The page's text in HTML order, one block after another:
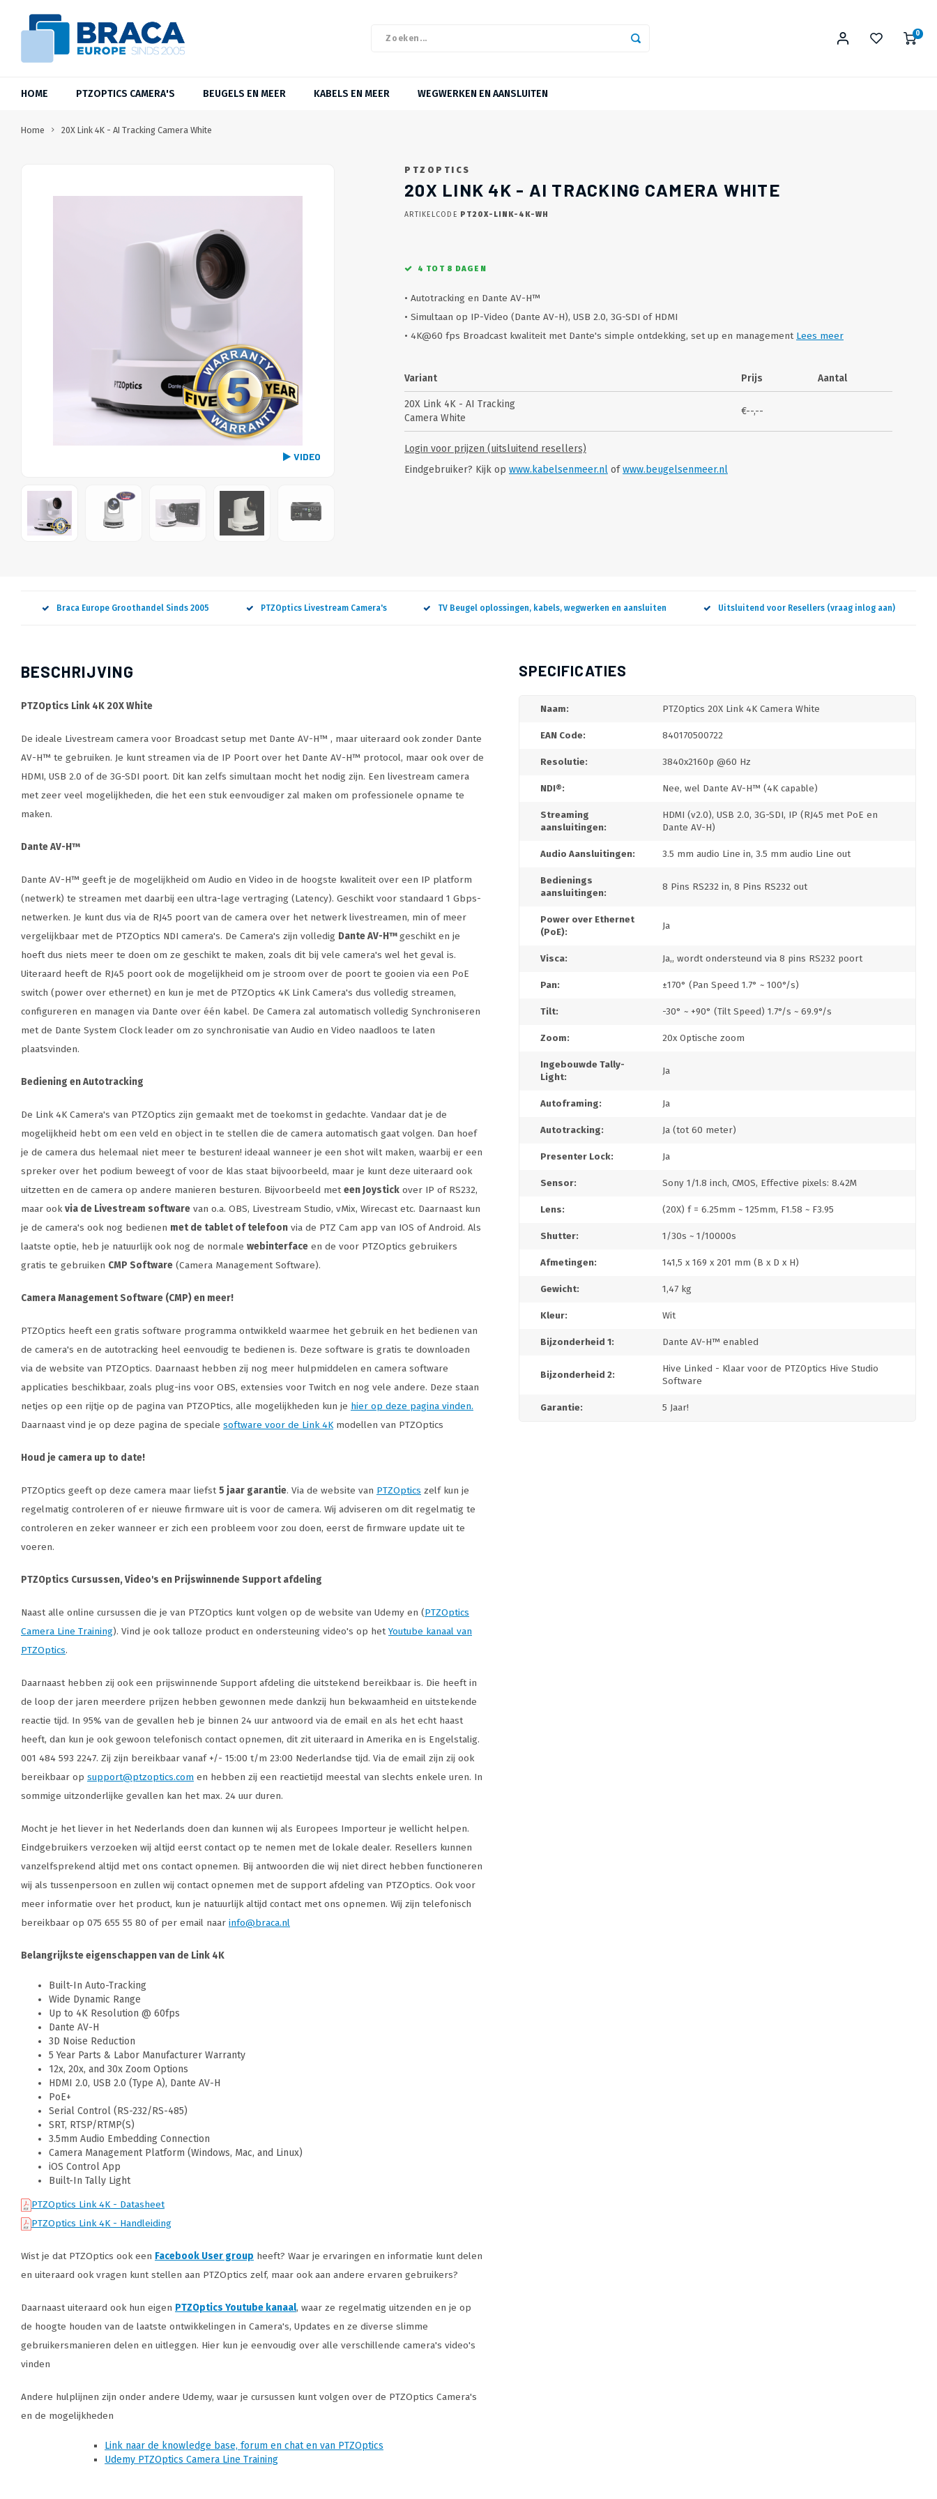
0
HOME PTZOPTICS CAMERA'S BEUGELS EN MEER KABELS EN MEER WEGWERKEN EN AANSLUITEN
Home 20X Link 4K - AI Tracking Camera White
VIDEO
PTZOPTICS
20X LINK 4K - AI TRACKING CAMERA WHITE
ARTIKELCODE PT20X-LINK-4K-WH
4 TOT 8 DAGEN
• Autotracking en Dante AV-H™
• Simultaan op IP-Video (Dante AV-H), USB 2.0, 3G-SDI of HDMI
• 4K@60 fps Broadcast kwaliteit met Dante's simple ontdekking, set up en management Lees meer
Variant Prijs Aantal
20X Link 4K - AI Tracking
Camera White
€--,--
Login voor prijzen (uitsluitend resellers)
Eindgebruiker? Kijk op www.kabelsenmeer.nl ofwww.beugelsenmeer.nl
Braca Europe Groothandel Sinds 2005 PTZOptics Livestream Camera's TV Beugel oplossingen, kabels, wegwerken en aansluiten Uitsluitend voor Resellers (vraag inlog aan)
BESCHRIJVING
PTZOptics Link 4K 20X White
De ideale Livestream camera voor Broadcast setup met Dante AV-H™ , maar uiteraard ook zonder Dante
AV-H™ te gebruiken. Je kunt streamen via de IP Poort over het Dante AV-H™ protocol, maar ook over de
HDMI, USB 2.0 of de 3G-SDI poort. Dit kan zelfs simultaan mocht het nodig zijn. Een livestream camera
met zeer veel mogelijkheden, die het een stuk eenvoudiger zal maken om professionele opname te
maken.
Dante AV-H™
Dante AV-H™ geeft je de mogelijkheid om Audio en Video in de hoogste kwaliteit over een IP platform
(netwerk) te streamen met daarbij een ultra-lage vertraging (Latency). Geschikt voor standaard 1 Gbps-
netwerken. Je kunt dus via de RJ45 poort van de camera over het netwerk livestreamen, min of meer
vergelijkbaar met de PTZOptics NDI camera's. De Camera's zijn volledig Dante AV-H™geschikt en je
hoeft dus niets meer te doen om ze geschikt te maken, zoals dit bij vele camera's wel het geval is.
Uiteraard heeft de RJ45 poort ook de mogelijkheid om je stroom over de poort te gooien via een PoE
switch (power over ethernet) en kun je met de PTZOptics 4K Link Camera's dus volledig streamen,
configureren en managen via Dante over één kabel. De Camera zal automatisch volledig Synchroniseren
met de Dante System Clock leader om zo synchronisatie van Audio en Video naadloos te laten
plaatsvinden.
Bediening en Autotracking
De Link 4K Camera's van PTZOptics zijn gemaakt met de toekomst in gedachte. Vandaar dat je de
mogelijkheid hebt om een veld en object in te stellen die de camera automatisch gaat volgen. Dan hoef
je de camera dus helemaal niet meer te besturen! ideaal wanneer je een shot wilt maken, waarbij er een
spreker over het podium beweegt of voor de klas staat bijvoorbeeld, maar je kunt deze uiteraard ook
uitzetten en de camera op andere manieren besturen. Bijvoorbeeld meteen Joystick over IP of RS232,
maar ookvia de Livestream software van o.a. OBS, Livestream Studio, vMix, Wirecast etc. Daarnaast kun
je de camera's ook nog bedienen met de tablet of telefoon via de PTZ Cam app van IOS of Android. Als
laatste optie, heb je natuurlijk ook nog de normale webinterface en de voor PTZOptics gebruikers
gratis te gebruiken CMP Software (Camera Management Software).
Camera Management Software (CMP) en meer!
PTZOptics heeft een gratis software programma ontwikkeld waarmee het gebruik en het bedienen van
de camera's en de autotracking heel eenvoudig te bedienen is. Deze software is gratis te downloaden
via de website van PTZOptics. Daarnaast hebben zij nog meer hulpmiddelen en camera software
applicaties beschikbaar, zoals plug-ins voor OBS, extensies voor Twitch en nog vele andere. Deze staan
netjes op een rijtje op de pagina van PTZOPtics, alle mogelijkheden kun je hier op deze pagina vinden.
Daarnaast vind je op deze pagina de speciale software voor de Link 4Kmodellen van PTZOptics
Houd je camera up to date!
PTZOptics geeft op deze camera maar liefst5 jaar garantie. Via de website van PTZOptics zelf kun je
regelmatig controleren of er nieuwe firmware uit is voor de camera. Wij adviseren om dit regelmatig te
controleren en zeker wanneer er zich een probleem voor zou doen, eerst de firmware update uit te
voeren.
PTZOptics Cursussen, Video's en Prijswinnende Support afdeling
Naast alle online cursussen die je van PTZOptics kunt volgen op de website van Udemy en (PTZOptics
Camera Line Training). Vind je ook talloze product en ondersteuning video's op hetYoutube kanaal van
PTZOptics.
Daarnaast hebben zij ook een prijswinnende Support afdeling die uitstekend bereikbaar is. Die heeft in
de loop der jaren meerdere prijzen hebben gewonnen mede dankzij hun bekwaamheid en uitstekende
reactie tijd. In 95% van de gevallen heb je binnen 24 uur antwoord via de email en als het echt haast
heeft, dan kun je ook gewoon telefonisch contact opnemen, dit zit uiteraard in Amerika en is Engelstalig.
001 484 593 2247. Zij zijn bereikbaar vanaf +/- 15:00 t/m 23:00 Nederlandse tijd. Via de email zijn zij ook
bereikbaar op support@ptzoptics.com en hebben zij een reactietijd meestal van slechts enkele uren. In
sommige uitzonderlijke gevallen kan het max. 24 uur duren.
Mocht je het liever in het Nederlands doen dan kunnen wij als Europees Importeur je wellicht helpen.
Eindgebruikers verzoeken wij altijd eerst contact op te nemen met de lokale dealer. Resellers kunnen
vanzelfsprekend altijd met ons contact opnemen. Bij antwoorden die wij niet direct hebben functioneren
wij als tussenpersoon en zullen wij contact opnemen met de support afdeling van PTZOptics. Ook voor
meer informatie over het product, kun je natuurlijk altijd contact met ons opnemen. Wij zijn telefonisch
bereikbaar op 075 655 55 80 of per email naar info@braca.nl
Belangrijkste eigenschappen van de Link 4K
Built-In Auto-Tracking
Wide Dynamic Range
Up to 4K Resolution @ 60fps
Dante AV-H
3D Noise Reduction
5 Year Parts & Labor Manufacturer Warranty
12x, 20x, and 30x Zoom Options
HDMI 2.0, USB 2.0 (Type A), Dante AV-H
PoE+
Serial Control (RS-232/RS-485)
SRT, RTSP/RTMP(S)
3.5mm Audio Embedding Connection
Camera Management Platform (Windows, Mac, and Linux)
iOS Control App
Built-In Tally Light
PTZOptics Link 4K - Datasheet
PTZOptics Link 4K - Handleiding
Wist je dat PTZOptics ook een Facebook User group heeft? Waar je ervaringen en informatie kunt delen
en uiteraard ook vragen kunt stellen aan PTZOptics zelf, maar ook aan andere ervaren gebruikers?
Daarnaast uiteraard ook hun eigen PTZOptics Youtube kanaal, waar ze regelmatig uitzenden en je op
de hoogte houden van de laatste ontwikkelingen in Camera's, Updates en ze diverse slimme
gebruikersmanieren delen en uitleggen. Hier kun je eenvoudig over alle verschillende camera's video's
vinden
Andere hulplijnen zijn onder andere Udemy, waar je cursussen kunt volgen over de PTZOptics Camera's
en de mogelijkheden
Link naar de knowledge base, forum en chat en van PTZOptics
Udemy PTZOptics Camera Line Training
SPECIFICATIES
Naam: PTZOptics 20X Link 4K Camera White
EAN Code: 840170500722
Resolutie: 3840x2160p @60 Hz
NDI®: Nee, wel Dante AV-H™ (4K capable)
Streaming
aansluitingen:
HDMI (v2.0), USB 2.0, 3G-SDI, IP (RJ45 met PoE en
Dante AV-H)
Audio Aansluitingen: 3.5 mm audio Line in, 3.5 mm audio Line out
Bedienings
aansluitingen:
8 Pins RS232 in, 8 Pins RS232 out
Power over Ethernet
(PoE):
Ja
Visca: Ja,, wordt ondersteund via 8 pins RS232 poort
Pan: ±170° (Pan Speed 1.7° ~ 100°/s)
Tilt: -30° ~ +90° (Tilt Speed) 1.7°/s ~ 69.9°/s
Zoom: 20x Optische zoom
Ingebouwde Tally-
Light:
Ja
Autoframing: Ja
Autotracking: Ja (tot 60 meter)
Presenter Lock: Ja
Sensor: Sony 1/1.8 inch, CMOS, Effective pixels: 8.42M
Lens: (20X) f = 6.25mm ~ 125mm, F1.58 ~ F3.95
Shutter: 1/30s ~ 1/10000s
Afmetingen: 141,5 x 169 x 201 mm (B x D x H)
Gewicht: 1,47 kg
Kleur: Wit
Bijzonderheid 1: Dante AV-H™ enabled
Bijzonderheid 2:
Hive Linked - Klaar voor de PTZOptics Hive Studio
Software
Garantie: 5 Jaar!